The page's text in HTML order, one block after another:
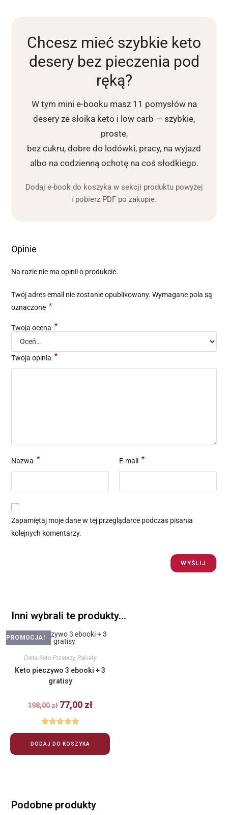
Chcesz mieć szybkie keto
desery bez pieczenia pod
ręką?
W tym mini e-booku masz 11 pomysłów na
desery ze słoika keto i low carb — szybkie,
proste,
bez cukru, dobre do lodówki, pracy, na wyjazd
albo na codzienną ochotę na coś słodkiego.
Dodaj e-book do koszyka w sekcji produktu powyżej
i pobierz PDF po zakupie.
Opinie
Na razie nie ma opinii o produkcie.
Twój adres email nie zostanie opublikowany. Wymagane pola są
oznaczone *
Twoja ocena *
Twoja opinia *
Nazwa * E-mail *
Zapamiętaj moje dane w tej przeglądarce podczas pisania
kolejnych komentarzy.
Inni wybrali te produkty…
PROMOCJA!
Dieta Keto Przepisy, Pakiety
Keto pieczywo 3 ebooki + 3
gratisy
198,00zł 77,00 zł
Oceniono
5.00na 5
DODAJ DO KOSZYKA
Podobne produkty